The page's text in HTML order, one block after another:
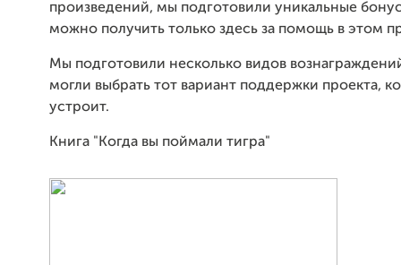
произведений, мы подготовили уникальные
можно получить только здесь за помощь в этом
Мы подготовили несколько видов
могли выбрать тот вариант поддержки проекта,
устроит.
Книга "Когда вы поймали тигра"